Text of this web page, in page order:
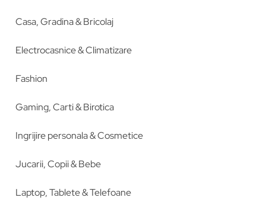
Casa, Gradina & Bricolaj
Electrocasnice & Climatizare
Fashion
Gaming, Carti & Birotica
Ingrijire personala & Cosmetice
Jucarii, Copii & Bebe
Laptop, Tablete & Telefoane